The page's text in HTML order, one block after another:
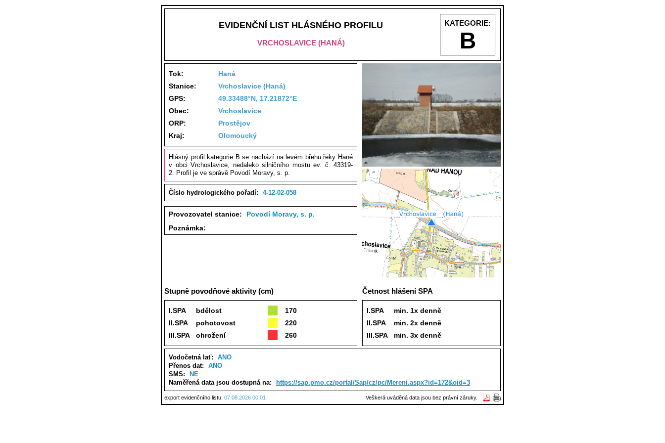
KATEGORIE:
B
EVIDENČNÍ LIST HLÁSNÉHO PROFILU
VRCHOSLAVICE (HANÁ)
Tok:
Haná
Stanice:
Vrchoslavice (Haná)
GPS:
49.33488°N, 17.21872°E
Obec:
Vrchoslavice
ORP:
Prostějov
Kraj:
Olomoucký
Hlásný profil kategorie B se nachází na levém břehu řeky Hané
v obci Vrchoslavice, nedaleko silničního mostu ev. č. 43319-
2. Profil je ve správě Povodí Moravy, s. p.
Číslo hydrologického pořadí: 4-12-02-058
Provozovatel stanice:
Povodí Moravy, s. p.
Poznámka:
Stupně povodňové aktivity (cm)
I.SPA bdělost
170
II.SPA
pohotovost
220
III.SPA
ohrožení 260
Četnost hlášení SPA
I.SPA
min. 1x denně
II.SPA
min. 2x denně
III.SPA
min. 3x denně
Vodočetná lať:
ANO
Přenos dat:
ANO
SMS:
NE
Naměřená data jsou dostupná na:
https://sap.pmo.cz/portal/Sap/cz/pc/Mereni.aspx?id=172&oid=3
export evidenčního listu: 07.08.2026 00:01 Veškerá uváděná data jsou bez právní záruky.